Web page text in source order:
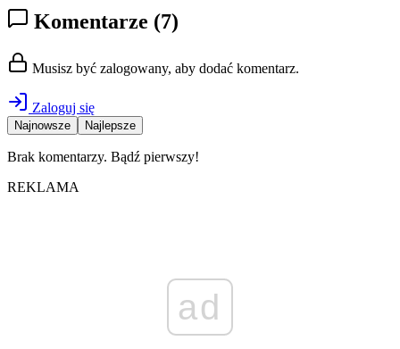
Komentarze (7)
Musisz być zalogowany, aby dodać komentarz.
Zaloguj się
Najnowsze Najlepsze
Brak komentarzy. Bądź pierwszy!
REKLAMA
ad